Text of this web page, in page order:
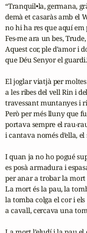
“Tranquil•la, germana,
demà et casaràs amb el
no hi ha res que aquí em
Fes-me ara un bes,
Aquest cor, ple d’amor i
que Déu Senyor el
El joglar viatjà per
a les ribes del vell Rin i
travessant muntanyes i
Però per més lluny que
portava sempre el rau-
i cantava només d’ella,
I quan ja no ho pogué
es posà armadura i
per anar a trobar la mort
La mort és la pau, la
la tomba colga el cor i
a cavall, cercava una